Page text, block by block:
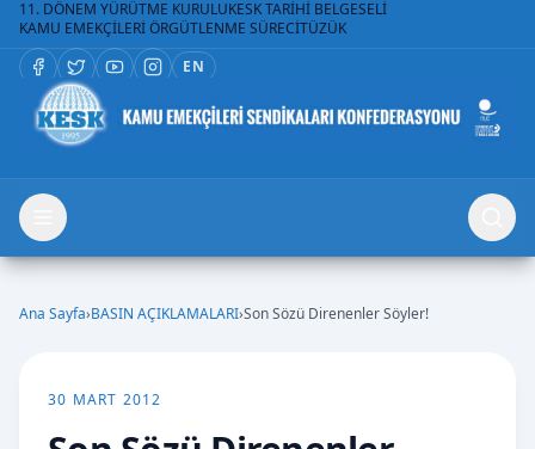
11. DÖNEM YÜRÜTME KURULUKESK TARİHİ BELGESELİ
KAMU EMEKÇİLERİ ÖRGÜTLENME SÜRECİTÜZÜK
EN
Ana Sayfa›BASIN AÇIKLAMALARI›Son Sözü Direnenler Söyler!
30 MART 2012